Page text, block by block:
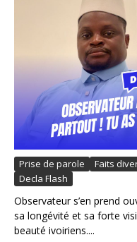
Prise de parole Faits
Decla Flash
Observateur s’en prend
sa longévité et sa forte
beauté ivoiriens....